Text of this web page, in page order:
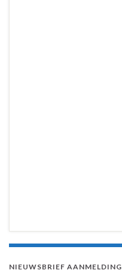
NIEUWSBRIEF AANMELDING